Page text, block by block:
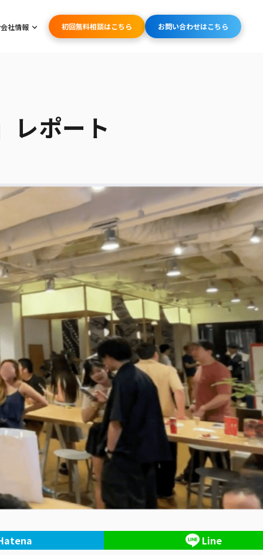
会社情報 初回無料相談はこちら お問い合わせはこちら
レポート
Line